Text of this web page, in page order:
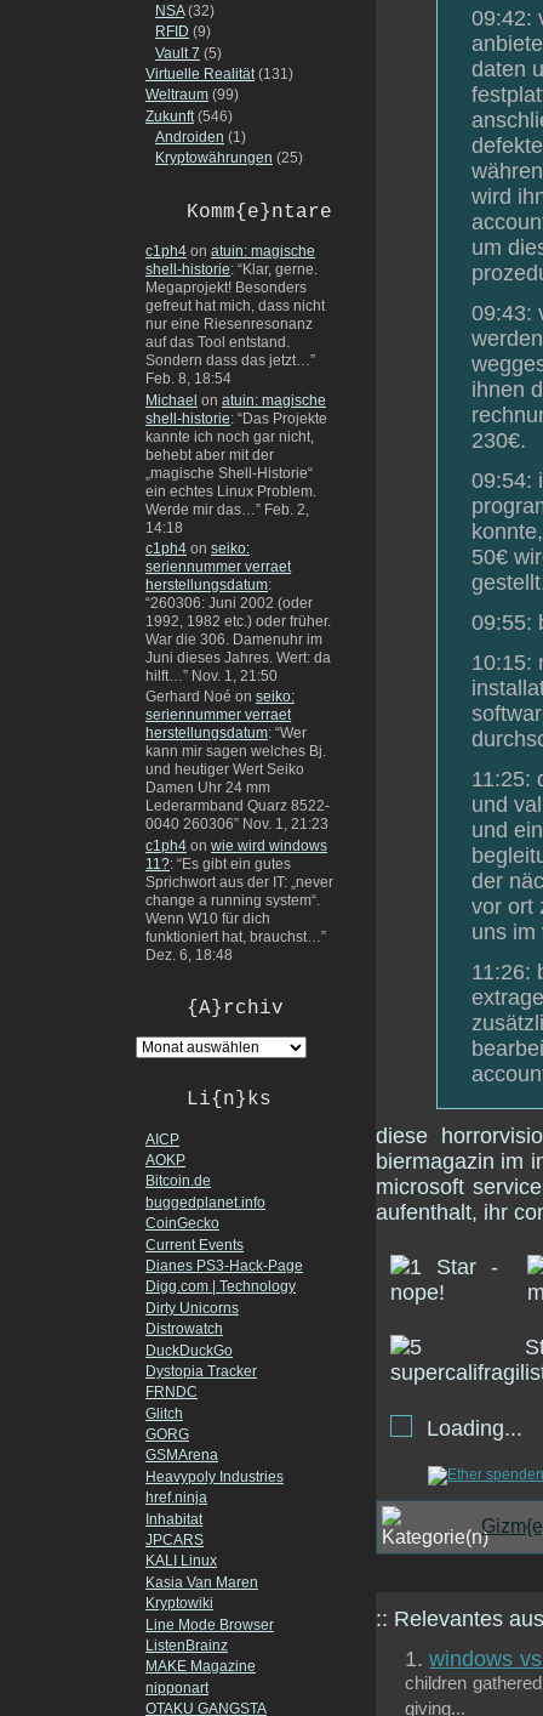
NSA(32)
RFID (9)
Vault 7 (5)
Virtuelle Realität(131)
Weltraum (99)
Zukunft (546)
Androiden (1)
Kryptowährungen (25)
Komm{e}ntare
c1ph4 on atuin: magische
shell-historie: “Klar, gerne.
Megaprojekt! Besonders
gefreut hat mich, dass nicht
nur eine Riesenresonanz
auf das Tool entstand.
Sondern dass das jetzt…”
Feb. 8, 18:54
Michael on atuin: magische
shell-historie: “Das Projekte
kannte ich noch gar nicht,
behebt aber mit der
„magische Shell-Historie“
ein echtes Linux Problem.
Werde mir das… ” Feb. 2,
14:18
c1ph4 on seiko:
seriennummer verraet
herstellungsdatum:
“260306: Juni 2002 (oder
1992, 1982 etc.) oder früher.
War die 306. Damenuhr im
Juni dieses Jahres. Wert: da
hilft…” Nov. 1, 21:50
Gerhard Noé on seiko:
seriennummer verraet
herstellungsdatum: “Wer
kann mir sagen welches Bj.
und heutiger Wert Seiko
Damen Uhr 24 mm
Lederarmband Quarz 8522-
0040 260306” Nov. 1, 21:23
c1ph4 on wie wird windows
11?: “Es gibt ein gutes
Sprichwort aus der IT: „never
change a running system“.
Wenn W10 für dich
funktioniert hat, brauchst…”
Dez. 6, 18:48
{A}rchiv
Li{n}ks
AICP
AOKP
Bitcoin.de
buggedplanet.info
CoinGecko
Current Events
Dianes PS3-Hack-Page
Digg.com | Technology
Dirty Unicorns
Distrowatch
DuckDuckGo
Dystopia Tracker
FRNDC
Glitch
GORG
GSMArena
Heavypoly Industries
href.ninja
Inhabitat
JPCARS
KALI Linux
Kasia Van Maren
Kryptowiki
Line Mode Browser
ListenBrainz
MAKE Magazine
nipponart
OTAKU GANGSTA
09:42:
daten
wird
um
09:43:
ihnen
230€.
09:54:
50€
09:55:
10:15:
11:25:
und
und
der
vor ort
uns im
11:26:
diese
biermagazin im
microsoft
aufenthalt, ihr
Loading...
:: Relevantes
windows
children